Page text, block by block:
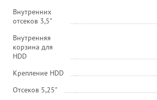
Внутренних
отсеков 3,5"
Внутренняя
корзина для
HDD
Крепление HDD
Отсеков 5,25"